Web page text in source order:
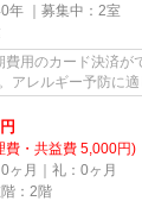
年 ｜募集中： 2室
用のカード決済が
アレルギー予防に適
円
費・共益費 5,000円)
ヶ月｜礼：0ヶ月
：2階